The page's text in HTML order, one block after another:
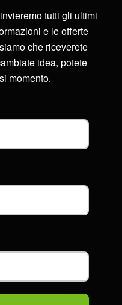
tutti gli ultimi
e le offerte
che riceverete
idea, potete
momento.